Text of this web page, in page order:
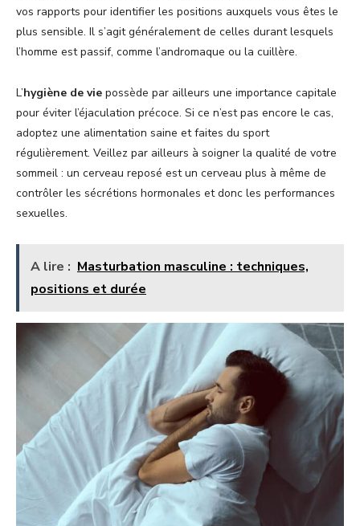
vos rapports pour identifier les positions auxquels vous êtes le
plus sensible. Il s’agit généralement de celles durant lesquels
l’homme est passif, comme l’andromaque ou la cuillère.
L’hygiène de vie possède par ailleurs une importance capitale
pour éviter l’éjaculation précoce. Si ce n’est pas encore le cas,
adoptez une alimentation saine et faites du sport
régulièrement. Veillez par ailleurs à soigner la qualité de votre
sommeil : un cerveau reposé est un cerveau plus à même de
contrôler les sécrétions hormonales et donc les performances
sexuelles.
A lire : Masturbation masculine : techniques,
positions et durée